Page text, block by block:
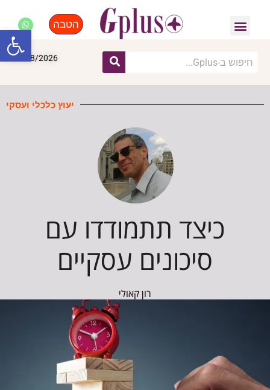
הטבה
07/08/2026
יעוץ כלכלי ועסקי
כיצד תתמודדו עם
סיכונים עסקיים
רון קאולי
פתח